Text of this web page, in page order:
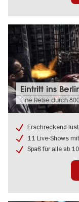
Tickets
&
Termine:
Eintritt
Berlin
Dungeon
Eintritt ins
Eine Reise durch
Erschreckend
11 Live-Shows
Spaß für alle ab